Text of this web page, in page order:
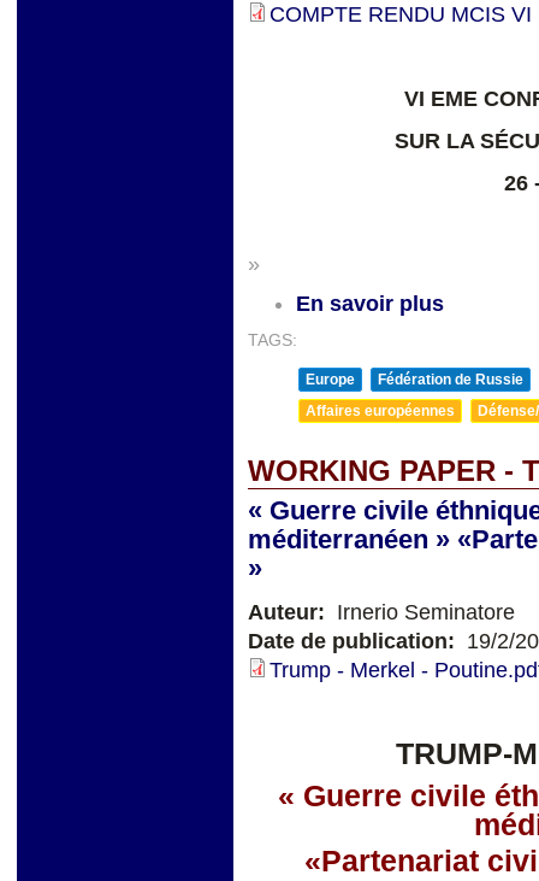
COMPTE RENDU MCIS
VI EME
SUR LA
26
»
En savoir plus
TAGS:
Europe
Fédération de Russie
Affaires européennes
WORKING PAPER -
« Guerre civile
méditerranéen »
»
Auteur: Irnerio Seminatore
Date de publication: 19/2/
Trump - Merkel -
TRUMP-
« Guerre civile
«Partenariat